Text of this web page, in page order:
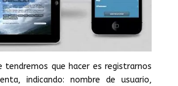
tendremos que hacer es registrarnos
indicando: nombre de usuario,